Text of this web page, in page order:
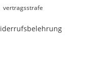
vertragsstrafe